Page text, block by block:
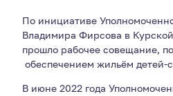
По инициативе
Владимира Фирсова в
прошло рабочее совещание,
обеспечением жильём детей-
В июне 2022 года